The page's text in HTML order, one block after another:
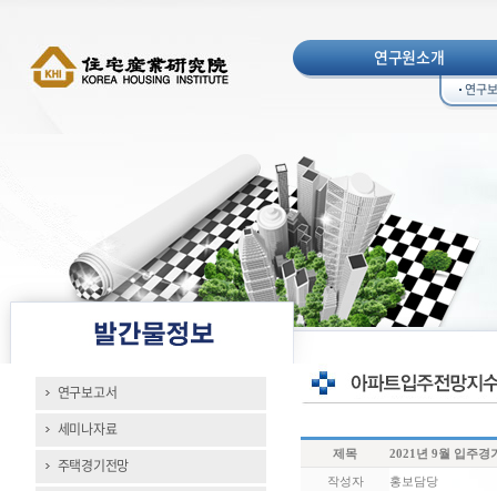
연구원소개
연구
연구보고서
세미나자료
주택경기전망
제목 2021년 9월 입주경
작성자 홍보담당